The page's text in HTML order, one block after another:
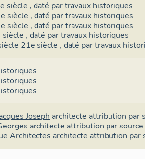
siècle ,daté par travaux historiques
siècle ,daté par travaux historiques
siècle ,daté par travaux historiques
siècle ,daté par travaux historiques
21e siècle ,daté par travaux
Joseph architecte attribution par
architecte attribution par source
Architectes architecte attribution par